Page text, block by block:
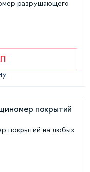
разрушающего
покрытий на любых